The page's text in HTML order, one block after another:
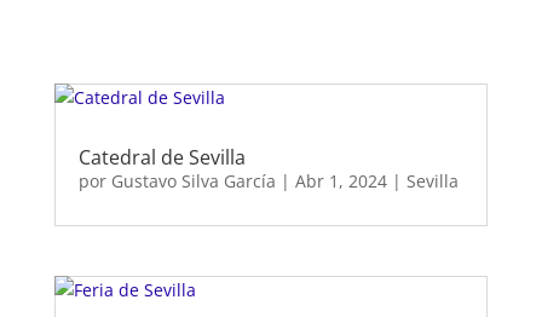
Catedral de Sevilla
por Gustavo Silva García | Abr 1, 2024| Sevilla